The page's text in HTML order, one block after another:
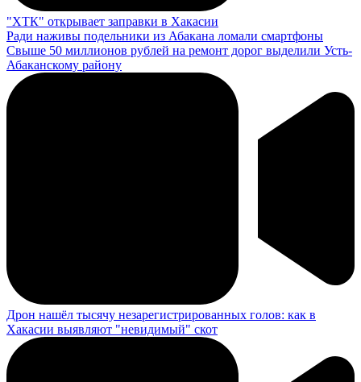
"ХТК" открывает заправки в Хакасии
Ради наживы подельники из Абакана ломали смартфоны
Свыше 50 миллионов рублей на ремонт дорог выделили Усть-
Абаканскому району
Дрон нашёл тысячу незарегистрированных голов: как в
Хакасии выявляют "невидимый" скот